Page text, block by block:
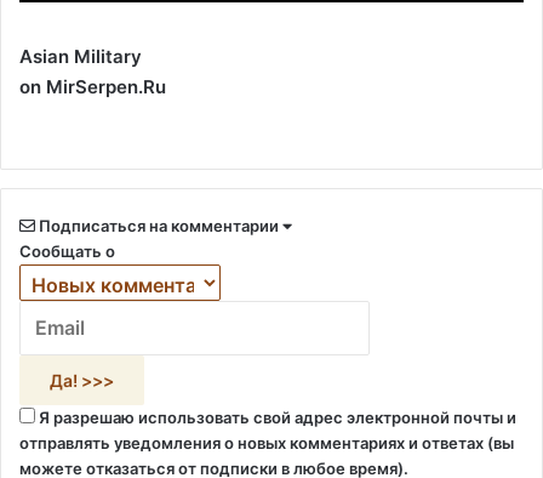
Asian Military
on MirSerpen.Ru
Подписаться на комментарии
Сообщать о
Я разрешаю использовать свой адрес электронной почты и
отправлять уведомления о новых комментариях и ответах (вы
можете отказаться от подписки в любое время).